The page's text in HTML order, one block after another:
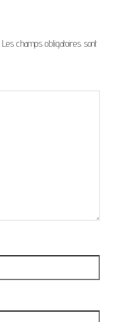
Les champs obligatoires sont